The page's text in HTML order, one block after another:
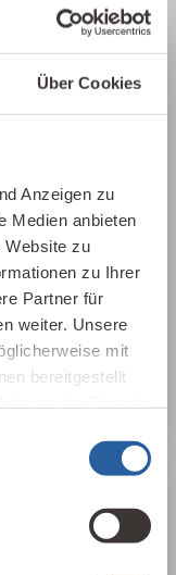
Über Cookies
Anzeigen zu
Medien anbieten
Website zu
zu Ihrer
Partner für
weiter. Unsere
mit
bereitgestellt
Gebäude,
und